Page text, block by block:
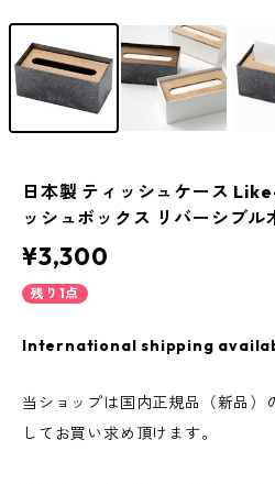
日本製 ティッシュケース
ッシュボックス リバーシブ
¥3,300
残り1点
International shipping
当ショップは国内正規品（新品）
してお買い求め頂けます。